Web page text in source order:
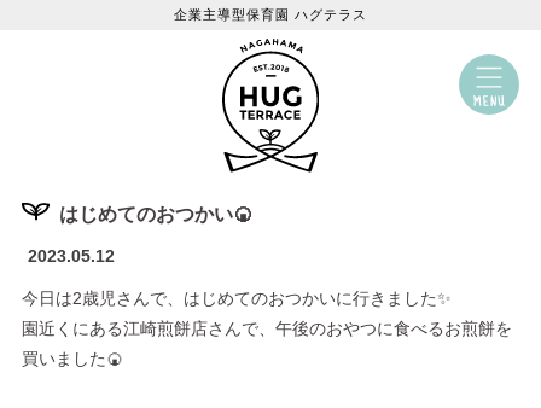
企業主導型保育園 ハグテラス
はじめてのおつかい🍘
2023.05.12
今日は2歳児さんで、はじめてのおつかいに行きました✨
園近くにある江崎煎餅店さんで、午後のおやつに食べるお煎餅を
買いました🍘